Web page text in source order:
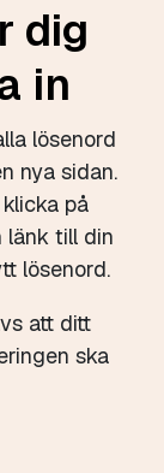
dig
in
lösenord
nya sidan.
på
länk till din
lösenord.
att ditt
ska